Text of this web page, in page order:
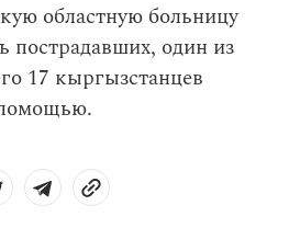
областную больницу
пострадавших, один из
17 кыргызстанцев